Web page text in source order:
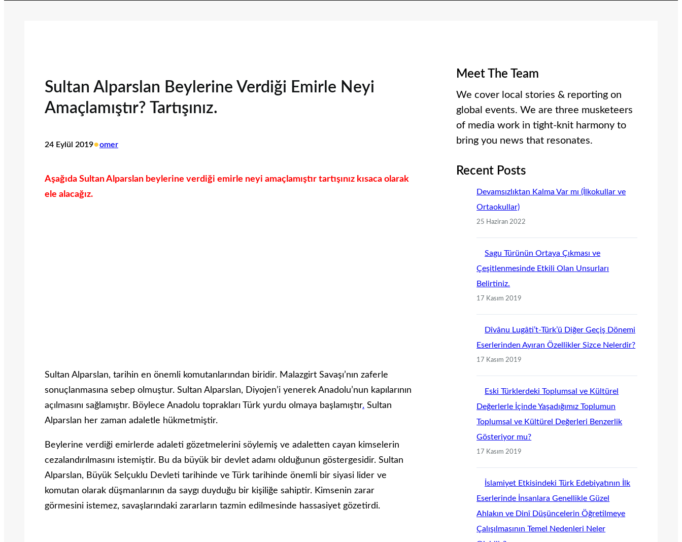
Sultan Alparslan Beylerine Verdiği Emirle Neyi
Amaçlamıştır? Tartışınız.
24 Eylül 2019•omer
Aşağıda Sultan Alparslan beylerine verdiği emirle neyi amaçlamıştır tartışınız kısaca olarak
ele alacağız.
Sultan Alparslan, tarihin en önemli komutanlarından biridir. Malazgirt Savaşı’nın zaferle
sonuçlanmasına sebep olmuştur. Sultan Alparslan, Diyojen’i yenerek Anadolu’nun kapılarının
açılmasını sağlamıştır. Böylece Anadolu toprakları Türk yurdu olmaya başlamıştır. Sultan
Alparslan her zaman adaletle hükmetmiştir.
Beylerine verdiği emirlerde adaleti gözetmelerini söylemiş ve adaletten cayan kimselerin
cezalandırılmasını istemiştir. Bu da büyük bir devlet adamı olduğunun göstergesidir. Sultan
Alparslan, Büyük Selçuklu Devleti tarihinde ve Türk tarihinde önemli bir siyasi lider ve
komutan olarak düşmanlarının da saygı duyduğu bir kişiliğe sahiptir. Kimsenin zarar
görmesini istemez, savaşlarındaki zararların tazmin edilmesinde hassasiyet gözetirdi.
Meet The Team
We cover local stories & reporting on
global events. We are three musketeers
of media work in tight-knit harmony to
bring you news that resonates.
Recent Posts
Devamsızlıktan Kalma Var mı (İlkokullar ve
Ortaokullar)
25 Haziran 2022
Sagu Türünün Ortaya Çıkması ve
Çeşitlenmesinde Etkili Olan Unsurları
Belirtiniz.
17 Kasım 2019
Dîvânu Lugâti’t-Türk’ü Diğer Geçiş Dönemi
Eserlerinden Ayıran Özellikler Sizce Nelerdir?
17 Kasım 2019
Eski Türklerdeki Toplumsal ve Kültürel
Değerlerle İçinde Yaşadığımız Toplumun
Toplumsal ve Kültürel Değerleri Benzerlik
Gösteriyor mu?
17 Kasım 2019
İslamiyet Etkisindeki Türk Edebiyatının İlk
Eserlerinde İnsanlara Genellikle Güzel
Ahlakın ve Dinî Düşüncelerin Öğretilmeye
Çalışılmasının Temel Nedenleri Neler